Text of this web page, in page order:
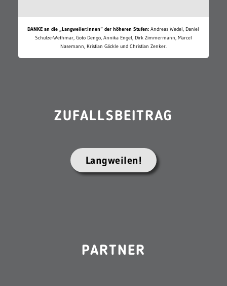
DANKE an die „Langweiler:innen“ der höheren Stufen: Andreas Wedel, Daniel
Schulze-Wethmar, Goto Dengo, Annika Engel, Dirk Zimmermann, Marcel
Nasemann, Kristian Gäckle und Christian Zenker.
ZUFALLSBEITRAG
Langweilen!
PARTNER